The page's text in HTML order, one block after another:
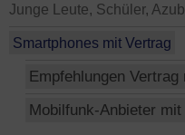
Junge Leute, Schüler,
Smartphones mit Vertrag
Empfehlungen
Mobilfunk-Anbieter mit